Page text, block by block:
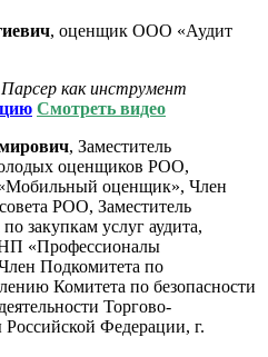
, оценщик ООО «Аудит
как инструмент
Смотреть видео
, Заместитель
оценщиков РОО,
«Мобильный оценщик», Член
РОО, Заместитель
закупкам услуг аудита,
«Профессионалы
Подкомитета по
Комитета по безопасности
Торгово-
Федерации, г.